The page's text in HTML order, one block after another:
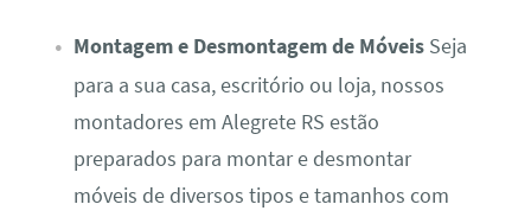
Montagem e Desmontagem de MóveisSeja
para a sua casa, escritório ou loja, nossos
montadores em Alegrete RS estão
preparados para montar e desmontar
móveis de diversos tipos e tamanhos com